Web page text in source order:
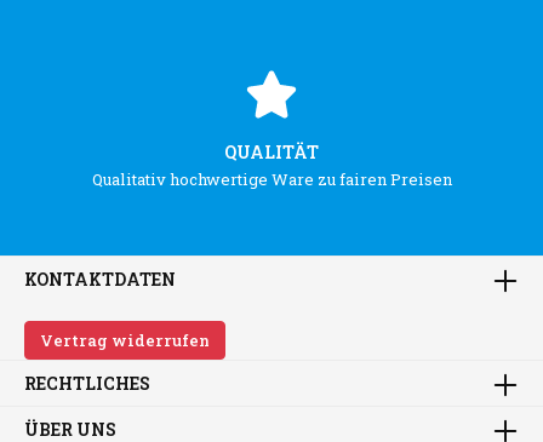
QUALITÄT
Qualitativ hochwertige Ware zu fairen Preisen
KONTAKTDATEN
Vertrag widerrufen
RECHTLICHES
ÜBER UNS